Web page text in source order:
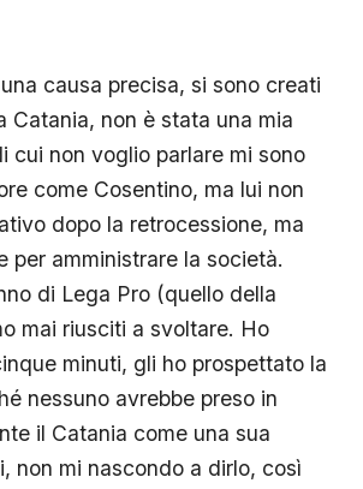
una causa precisa, si sono creati
non è stata una mia
cui non voglio parlare mi sono
come Cosentino, ma lui non
dopo la retrocessione, ma
per amministrare la società.
di Lega Pro (quello della
mai riusciti a svoltare. Ho
minuti, gli ho prospettato la
nessuno avrebbe preso in
il Catania come una sua
non mi nascondo a dirlo, così